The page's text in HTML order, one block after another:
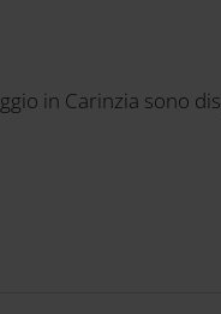
in Carinzia sono